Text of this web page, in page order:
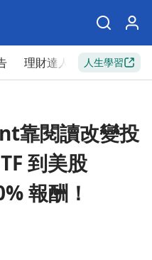
理財達人 新手入門
人生學習
靠閱讀改變投
到美股
報酬！